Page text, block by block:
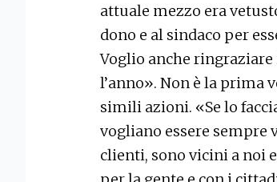
attuale mezzo era
dono e al sindaco per
Voglio anche
l’anno». Non è la prima
simili azioni. «Se lo
vogliano essere
clienti, sono vicini a noi